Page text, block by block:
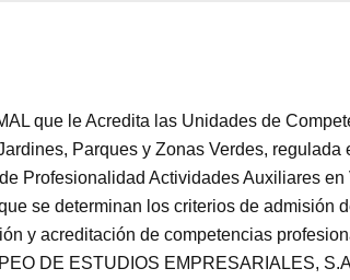
que le Acredita las Unidades de
Parques y Zonas Verdes,
Profesionalidad Actividades Auxiliares
se determinan los criterios de admisión
y acreditación de competencias
DE ESTUDIOS EMPRESARIALES,